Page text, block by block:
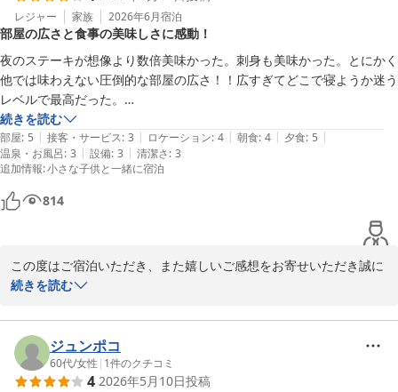
理長をはじめスタッフにとって大変励みになるお言葉でございま
す。
次回はぜひ水着をお持ちいただき、さらに充実したご滞在をお楽し
みください。なお、水着は有料でレンタルもご用意しておりますの
で、万が一お忘れの際もお気軽にご利用くださいませ。
ご家族皆様に再びお会いできますことを心よりお待ちしておりま
す。
この度はご投稿いただきありがとうございました。
ウェルネスの森伊東　スタッフ一同
レジャー 家族 2026年6月宿泊
部屋の広さと食事の美味しさに感動！
夜のステーキが想像より数倍美味かった。刺身も美味かった。とにかく
他では味わえない圧倒的な部屋の広さ！！広すぎてどこで寝ようか迷う
レベルで最高だった。
ゆえに部屋から食事会場や、温泉、駐車までが遠い。まぁ広すぎるはゆ
続きを読む
部屋: 5 | 接客・サービス: 3 | ロケーション: 4 | 朝食: 4 | 夕食: 5 |
温泉・お風呂: 3 | 設備: 3 | 清潔さ: 3
追加情報:小さな子供と一緒に宿泊
814
この度はご宿泊いただき、また嬉しいご感想をお寄せいただき誠に
ありがとうございます。
いただき、大変光栄に存じます。特にステーキやお刺身をお気に召
していただけたご様子が伝わり、料理長をはじめ調理スタッフ一
同、何よりの励みとなります。
また、お部屋の広さについてもご満足いただけたようで嬉しく思い
続きを読む
ジュンポコ
60代/女性 | 1件のクチコミ
4 2026年5月10日投稿